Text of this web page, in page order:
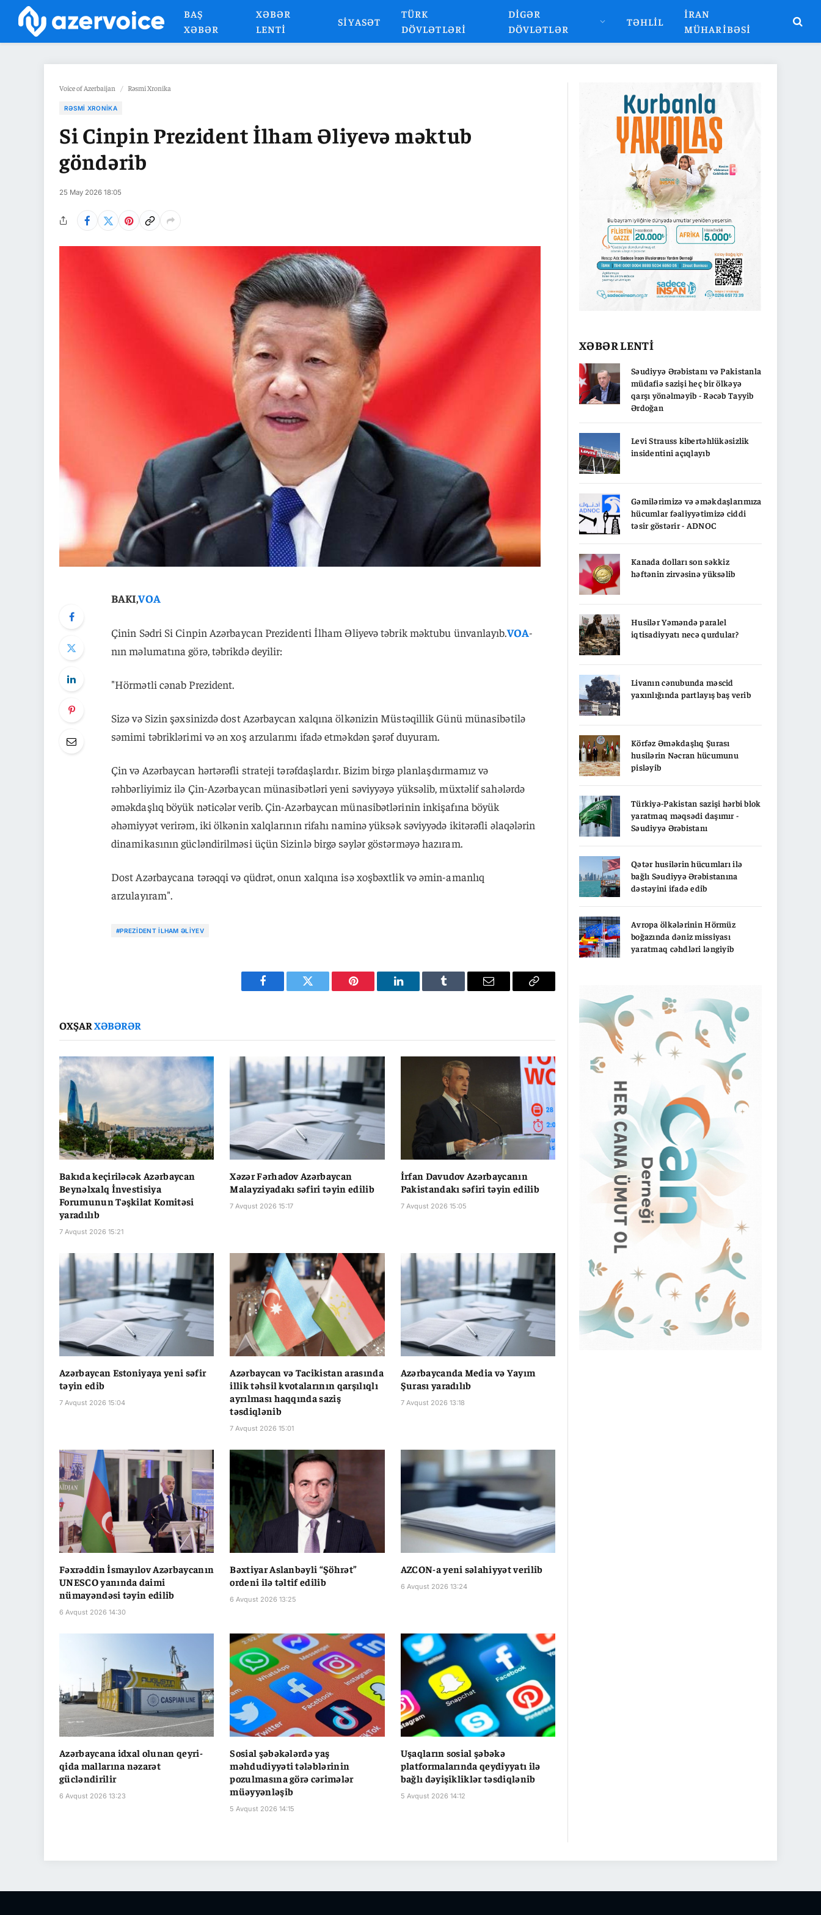
BAŞ
XƏBƏR
XƏBƏR
LENTI
SIYASƏT
TÜRK
DÖVLƏTLƏRI
DIGƏR
DÖVLƏTLƏR
TƏHLIL
İRAN
MÜHARIBƏSI
Voice of Azerbaijan / Rəsmi Xronika
RƏSMI XRONIKA
Si Cinpin Prezident İlham Əliyevə məktub
göndərib
25 May 2026 18:05
BAKI,VOA
Çinin Sədri Si Cinpin Azərbaycan Prezidenti İlham Əliyevə təbrik məktubu ünvanlayıb.VOA-
nın məlumatına görə, təbrikdə deyilir:
"Hörmətli cənab Prezident.
Sizə və Sizin şəxsinizdə dost Azərbaycan xalqına ölkənizin Müstəqillik Günü münasibətilə
səmimi təbriklərimi və ən xoş arzularımı ifadə etməkdən şərəf duyuram.
Çin və Azərbaycan hərtərəfli strateji tərəfdaşlardır. Bizim birgə planlaşdırmamız və
rəhbərliyimiz ilə Çin-Azərbaycan münasibətləri yeni səviyyəyə yüksəlib, müxtəlif sahələrdə
əməkdaşlıq böyük nəticələr verib. Çin-Azərbaycan münasibətlərinin inkişafına böyük
əhəmiyyət verirəm, iki ölkənin xalqlarının rifahı naminə yüksək səviyyədə ikitərəfli əlaqələrin
dinamikasının gücləndirilməsi üçün Sizinlə birgə səylər göstərməyə hazıram.
Dost Azərbaycana tərəqqi və qüdrət, onun xalqına isə xoşbəxtlik və əmin-amanlıq
arzulayıram".
#PREZIDENT İLHAM ƏLIYEV
Facebook Twitter Pinterest LinkedIn Tumblr Email
Copy
OXŞARXƏBƏRƏR
Bakıda keçiriləcək Azərbaycan
Beynəlxalq İnvestisiya
Forumunun Təşkilat Komitəsi
yaradılıb
7 Avqust 2026 15:21
Xəzər Fərhadov Azərbaycan
Malayziyadakı səfiri təyin edilib
7 Avqust 2026 15:17
İrfan Davudov Azərbaycanın
Pakistandakı səfiri təyin edilib
7 Avqust 2026 15:05
Azərbaycan Estoniyaya yeni səfir
təyin edib
7 Avqust 2026 15:04
Azərbaycan və Tacikistan arasında
illik təhsil kvotalarının qarşılıqlı
ayrılması haqqında saziş
təsdiqlənib
7 Avqust 2026 15:01
Azərbaycanda Media və Yayım
Şurası yaradılıb
7 Avqust 2026 13:18
Fəxrəddin İsmayılov Azərbaycanın
UNESCO yanında daimi
nümayəndəsi təyin edilib
6 Avqust 2026 14:30
Bəxtiyar Aslanbəyli “Şöhrət”
ordeni ilə təltif edilib
6 Avqust 2026 13:25
AZCON-a yeni səlahiyyət verilib
6 Avqust 2026 13:24
Azərbaycana idxal olunan qeyri-
qida mallarına nəzarət
gücləndirilir
6 Avqust 2026 13:23
Sosial şəbəkələrdə yaş
məhdudiyyəti tələblərinin
pozulmasına görə cərimələr
müəyyənləşib
5 Avqust 2026 14:15
Uşaqların sosial şəbəkə
platformalarında qeydiyyatı ilə
bağlı dəyişikliklər təsdiqlənib
5 Avqust 2026 14:12
XƏBƏR LENTİ
Səudiyyə Ərəbistanı və Pakistanla
müdafiə sazişi heç bir ölkəyə
qarşı yönəlməyib - Rəcəb Tayyib
Ərdoğan
Levi Strauss kibertəhlükəsizlik
insidentini açıqlayıb
Gəmilərimizə və əməkdaşlarımıza
hücumlar fəaliyyətimizə ciddi
təsir göstərir - ADNOC
Kanada dolları son səkkiz
həftənin zirvəsinə yüksəlib
Husilər Yəməndə paralel
iqtisadiyyatı necə qurdular?
Livanın cənubunda məscid
yaxınlığında partlayış baş verib
Körfəz Əməkdaşlıq Şurası
husilərin Nəcran hücumunu
pisləyib
Türkiyə-Pakistan sazişi hərbi blok
yaratmaq məqsədi daşımır -
Səudiyyə Ərəbistanı
Qətər husilərin hücumları ilə
bağlı Səudiyyə Ərəbistanına
dəstəyini ifadə edib
Avropa ölkələrinin Hörmüz
boğazında dəniz missiyası
yaratmaq cəhdləri ləngiyib